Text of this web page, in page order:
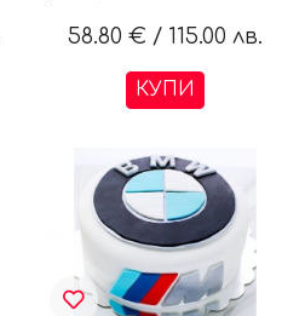
58.80 € / 115.00 лв.
КУПИ